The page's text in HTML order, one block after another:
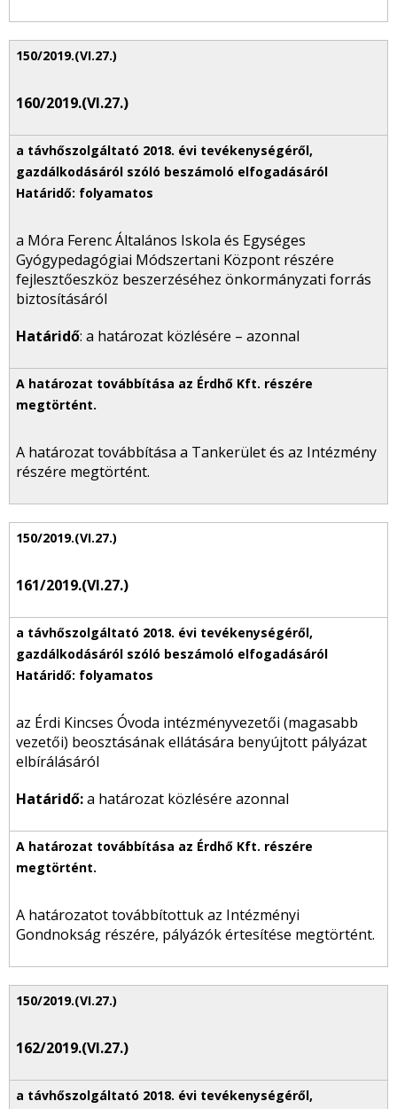
160/2019.(VI.27.)
a Móra Ferenc Általános Iskola és Egységes
Gyógypedagógiai Módszertani Központ részére
fejlesztőeszköz beszerzéséhez önkormányzati forrás
biztosításáról
Határidő: a határozat közlésére – azonnal
A határozat továbbítása a Tankerület és az Intézmény
részére megtörtént.
161/2019.(VI.27.)
az Érdi Kincses Óvoda intézményvezetői (magasabb
vezetői) beosztásának ellátására benyújtott pályázat
elbírálásáról
Határidő:a határozat közlésére azonnal
A határozatot továbbítottuk az Intézményi
Gondnokság részére, pályázók értesítése megtörtént.
162/2019.(VI.27.)